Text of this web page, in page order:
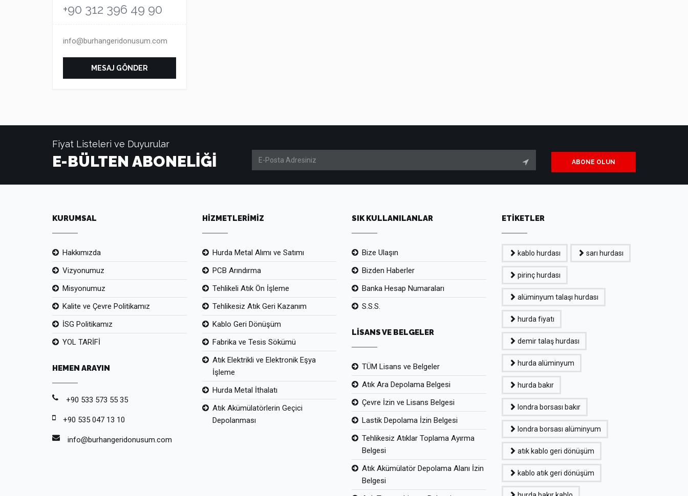
+90 312 396 49 90
info@burhangeridonusum.com
MESAJ GÖNDER
Fiyat Listeleri ve Duyurular
E-BÜLTEN ABONELİĞİ ABONE OLUN
KURUMSAL
Hakkımızda
Vizyonumuz
Misyonumuz
Kalite ve Çevre Politikamız
İSG Politikamız
YOL TARİFİ
HEMEN ARAYIN
+90 533 573 55 35
+90 535 047 13 10
info@burhangeridonusum.com
HİZMETLERİMİZ
Hurda Metal Alımı ve Satımı
PCB Arındırma
Tehlikeli Atık Ön İşleme
Tehlikesiz Atık Geri Kazanım
Kablo Geri Dönüşüm
Fabrika ve Tesis Sökümü
Atık Elektrikli ve Elektronik Eşya
İşleme
Hurda Metal İthalatı
Atık Akümülatörlerin Geçici
Depolanması
SIK KULLANILANLAR
Bize Ulaşın
Bizden Haberler
Banka Hesap Numaraları
S.S.S.
LİSANS VE BELGELER
TÜM Lisans ve Belgeler
Atık Ara Depolama Belgesi
Çevre İzin ve Lisans Belgesi
Lastik Depolama İzin Belgesi
Tehlikesiz Atıklar Toplama Ayırma
Belgesi
Atık Akümülatör Depolama Alanı İzin
Belgesi
ETİKETLER
kablo hurdası sarı hurdası
pirinç hurdası
alüminyum talaşı hurdası
hurda fiyatı
demir talaş hurdası
hurda alüminyum
hurda bakır
londra borsası bakır
londra borsası alüminyum
atık kablo geri dönüşüm
kablo atık geri dönüşüm